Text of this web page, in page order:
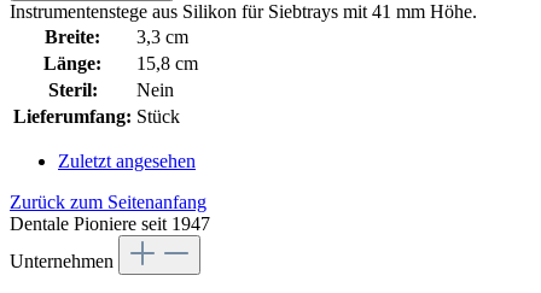
Instrumentenstege aus Silikon für Siebtrays mit 41 mm Höhe.
Breite:
3,3 cm
Länge:
15,8 cm
Steril:
Nein
Lieferumfang: Stück
Zuletzt angesehen
Zurück zum Seitenanfang
Dentale Pioniere seit 1947
Unternehmen